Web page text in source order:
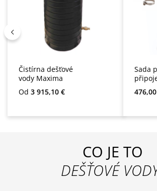
Čistírna dešťové
vody Maxima
Běžná cena:
Od 3 915,10 €
Sada
Běžná
CO JE TO
DEŠŤOVÉ